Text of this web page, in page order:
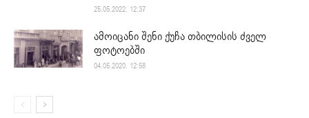
25.05.2022. 12:37
ამოიცანი შენი ქუჩა თბილისის ძველ
ფოტოებში
04.05.2020. 12:58